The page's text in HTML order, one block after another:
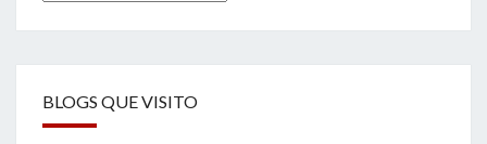
BLOGS QUE VISITO